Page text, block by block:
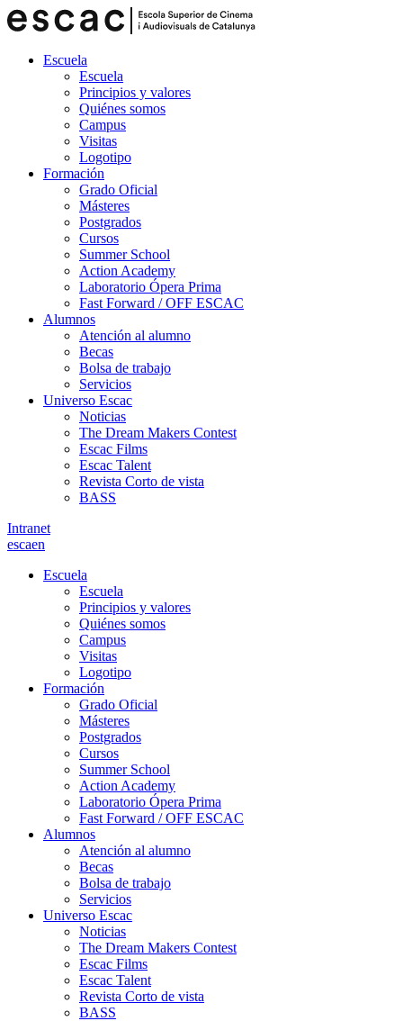
Escuela
Escuela
Principios y valores
Quiénes somos
Campus
Visitas
Logotipo
Formación
Grado Oficial
Másteres
Postgrados
Cursos
Summer School
Action Academy
Laboratorio Ópera Prima
Fast Forward / OFF ESCAC
Alumnos
Atención al alumno
Becas
Bolsa de trabajo
Servicios
Universo Escac
Noticias
The Dream Makers Contest
Escac Films
Escac Talent
Revista Corto de vista
BASS
Intranet
escaen
Escuela
Escuela
Principios y valores
Quiénes somos
Campus
Visitas
Logotipo
Formación
Grado Oficial
Másteres
Postgrados
Cursos
Summer School
Action Academy
Laboratorio Ópera Prima
Fast Forward / OFF ESCAC
Alumnos
Atención al alumno
Becas
Bolsa de trabajo
Servicios
Universo Escac
Noticias
The Dream Makers Contest
Escac Films
Escac Talent
Revista Corto de vista
BASS